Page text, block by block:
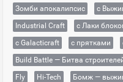
Зомби апокалипсис
с
Industrial Craft
с Лаки
с Galacticraft
с прятками
Build Battle — Битва
Fly
Hi-Tech
Бомж —